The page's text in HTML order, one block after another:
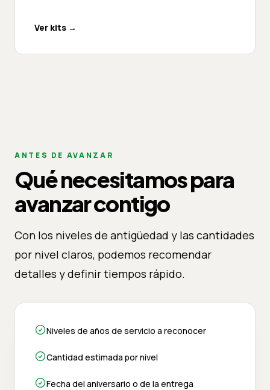
Ver kits →
ANTES DE AVANZAR
Qué necesitamos para
avanzar contigo
Con los niveles de antigüedad y las cantidades
por nivel claros, podemos recomendar
detalles y definir tiempos rápido.
Niveles de años de servicio a reconocer
Cantidad estimada por nivel
Fecha del aniversario o de la entrega